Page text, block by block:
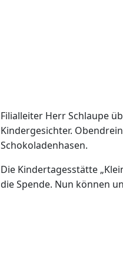
Filialleiter Herr Schlaupe
Kindergesichter.
Schokoladenhasen.
Die Kindertagesstätte
die Spende. Nun können